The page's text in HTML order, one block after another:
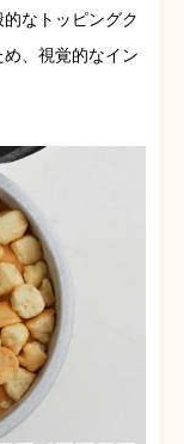
なトッピングク
、視覚的なイン